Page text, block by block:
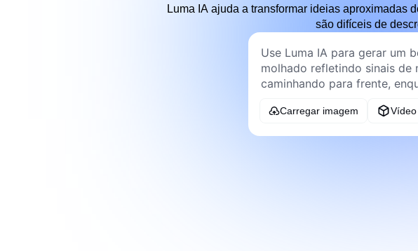
Luma IA ajuda a transformar ideias aproximadas
são difíceis de
Carregar imagem Vídeo